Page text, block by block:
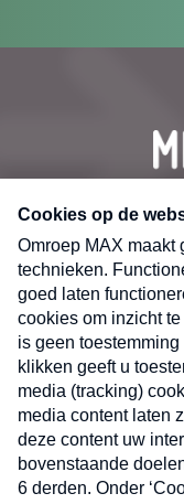
CONTACT
Nieuwsbrief